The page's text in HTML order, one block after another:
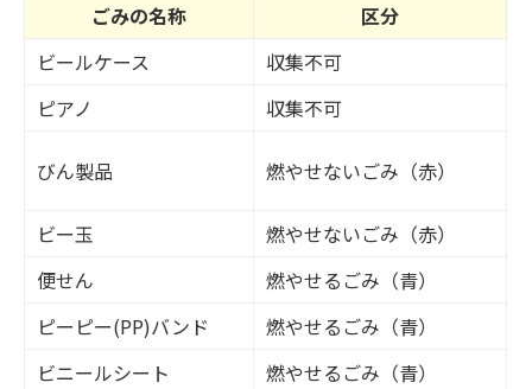
ごみの名称
区分
ビールケース
収集不可
ピアノ
収集不可
びん製品 燃やせないごみ（赤）
ビー玉
燃やせないごみ（赤）
便せん
燃やせるごみ（青）
ピーピー(PP)バンド
燃やせるごみ（青）
ビニールシート
燃やせるごみ（青）